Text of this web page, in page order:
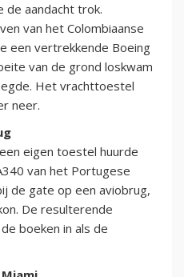
de aandacht trok.
van het Colombiaanse
een vertrekkende Boeing
van de grond loskwam
Het vrachttoestel
neer.
eigen toestel huurde
van het Portugese
de gate op een aviobrug,
De resulterende
boeken in als de